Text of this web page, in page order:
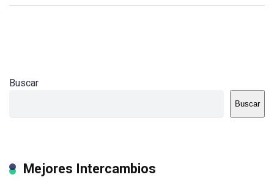
Buscar
Buscar
Mejores Intercambios